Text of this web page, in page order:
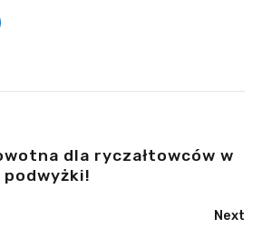
dla ryczałtowców w
podwyżki!
Next